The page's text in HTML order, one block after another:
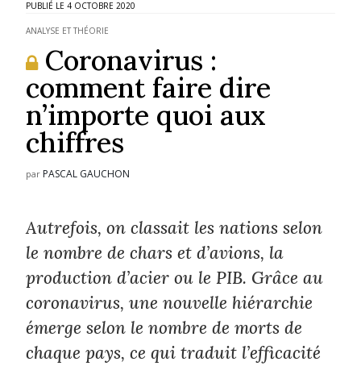
4 OCTOBRE 2020
ANALYSE ET THÉORIE
Coronavirus :
comment faire dire
n’importe quoi aux
chiffres
par PASCAL GAUCHON
Autrefois, on classait les nations selon
le nombre de chars et d’avions, la
production d’acier ou le PIB. Grâce au
coronavirus, une nouvelle hiérarchie
émerge selon le nombre de morts de
chaque pays, ce qui traduit l’efficacité